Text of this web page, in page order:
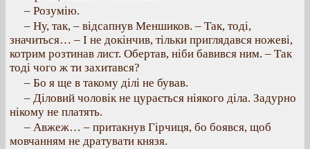
– Розумію.
– Ну, так, – відсапнув Меншиков. – Так, тоді,
значиться… – І не докінчив, тільки приглядався ножеві,
котрим розтинав лист. Обертав, ніби бавився ним. – Так
тоді чого ж ти захитався?
– Бо я ще в такому ділі не бував.
– Діловий чоловік не цурається ніякого діла. Задурно
нікому не платять.
– Авжеж… – притакнув Гірчиця, бо боявся, щоб
мовчанням не дратувати князя.